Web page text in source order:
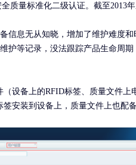
质量标准化二级认证。截至2013
信息无从知晓，增加了维护难度和
护等记录，没法跟踪产品生命周期
设备上的RFID标签、质量文件上
签安装到设备上，质量文件上也配